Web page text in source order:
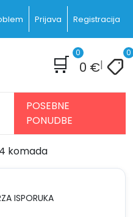
Prijava Registracija
🛒 0
0 €|
0
POSEBNE
PONUDBE
komada
ISPORUKA